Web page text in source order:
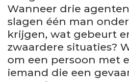
Wanneer drie
slagen één man
krijgen, wat gebeurt
zwaardere situaties?
om een persoon met
iemand die een